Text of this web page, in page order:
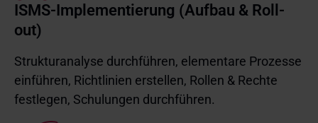
ISMS-Implementierung (Aufbau & Roll-
out)
Strukturanalyse durchführen, elementare Prozesse
einführen, Richtlinien erstellen, Rollen & Rechte
festlegen, Schulungen durchführen.